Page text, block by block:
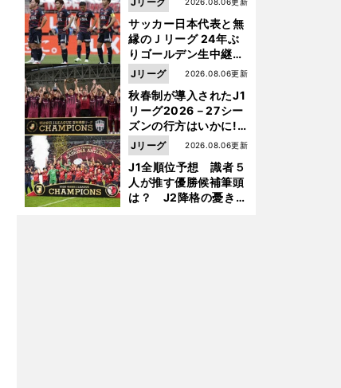
級生・木原龍一は"ジ
ャンプ係"だった
サッカー日本代表と無
縁のＪリーグ 24年ぶ
りゴールデン生中継の
開幕戦でヘタな試合は
見せられない
秋春制が導入されたJ1
リーグ2026－27シー
ズンの行方はいかに!?
５人の識者が全順位
を大胆予想
2026.08.06更新
Jリーグ
J1全順位予想 識者５
人が推す優勝候補筆頭
は？ J2降格の憂き目
2026.08.06更新
Jリーグ